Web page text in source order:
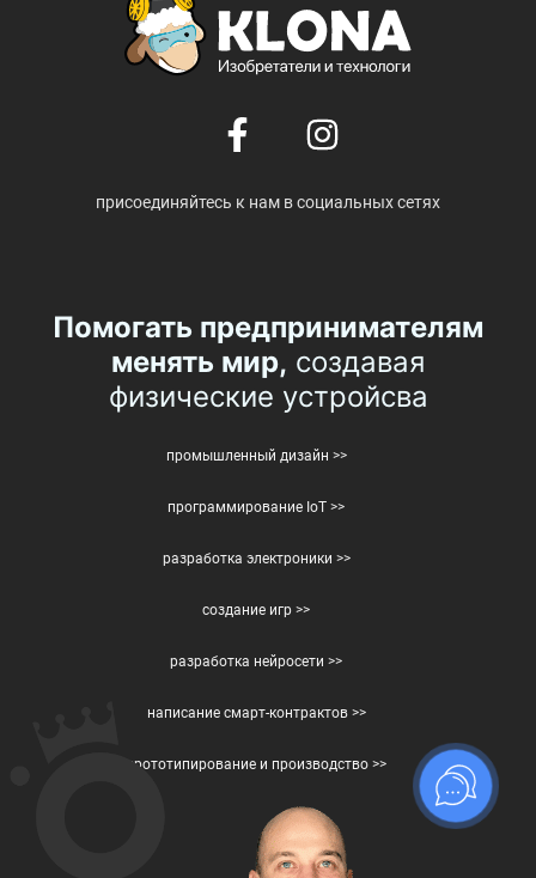
присоединяйтесь к нам в социальных сетях
Помогать предпринимателям
менять мир, создавая
физические устройсва
промышленный дизайн >>
программирование IoT >>
разработка электроники >>
создание игр >>
разработка нейросети >>
написание смарт-контрактов >>
прототипирование и производство >>